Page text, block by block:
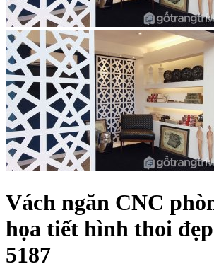
Vách ngăn CNC
họa tiết hình thoi
5187